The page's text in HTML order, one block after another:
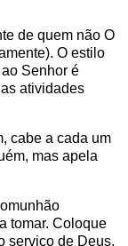
de quem não O
O estilo
Senhor é
atividades
cabe a cada um
mas apela
tomar. Coloque
serviço de Deus.